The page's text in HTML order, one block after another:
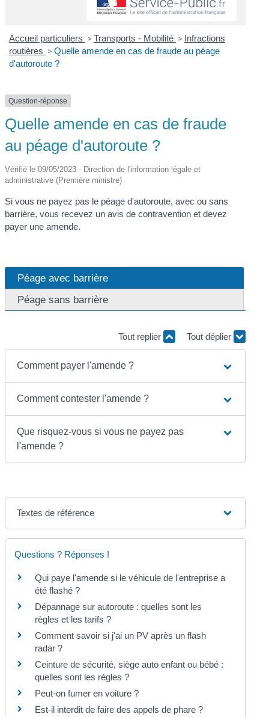
Accueil particuliers > Transports - Mobilité > Infractions
routières > Quelle amende en cas de fraude au péage
d'autoroute ?
Question-réponse
Quelle amende en cas de fraude
au péage d'autoroute ?
Vérifié le 09/05/2023 - Direction de l'information légale et
administrative (Première ministre)
Si vous ne payez pas le péage d'autoroute, avec ou sans
barrière, vous recevez un avis de contravention et devez
payer une amende.
Péage avec barrière
Péage sans barrière
Tout replier Tout déplier
Comment payer l'amende ?
Comment contester l'amende ?
Que risquez-vous si vous ne payez pas
l'amende ?
Textes de référence
Questions ? Réponses !
Qui paye l'amende si le véhicule de l'entreprise a
été flashé ?
Dépannage sur autoroute : quelles sont les
règles et les tarifs ?
Comment savoir si j'ai un PV après un flash
radar ?
Ceinture de sécurité, siège auto enfant ou bébé :
quelles sont les règles ?
Peut-on fumer en voiture ?
Est-il interdit de faire des appels de phare ?